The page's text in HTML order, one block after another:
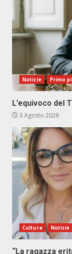
Notizie Primo
L’equivoco del
3 Agosto 2026
Cultura Notizie
“La ragazza